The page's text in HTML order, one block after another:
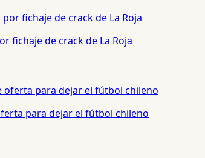
fichaje de crack de La Roja
para dejar el fútbol chileno